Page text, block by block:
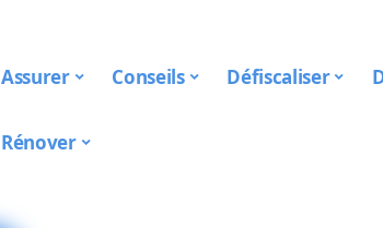
Assurer Conseils Défiscaliser
Rénover